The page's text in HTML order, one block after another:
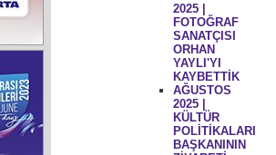
2025 |
FOTOĞRAF
SANATÇISI
ORHAN
YAYLI'YI
KAYBETTİK
AĞUSTOS
2025 |
KÜLTÜR
POLİTİKALARI
BAŞKANININ